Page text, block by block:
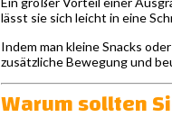
lässt sie sich leicht in eine
Indem man kleine Snacks
zusätzliche Bewegung und
Warum sollten